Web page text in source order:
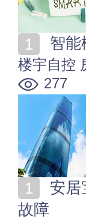
智能
楼宇自控
277
故障